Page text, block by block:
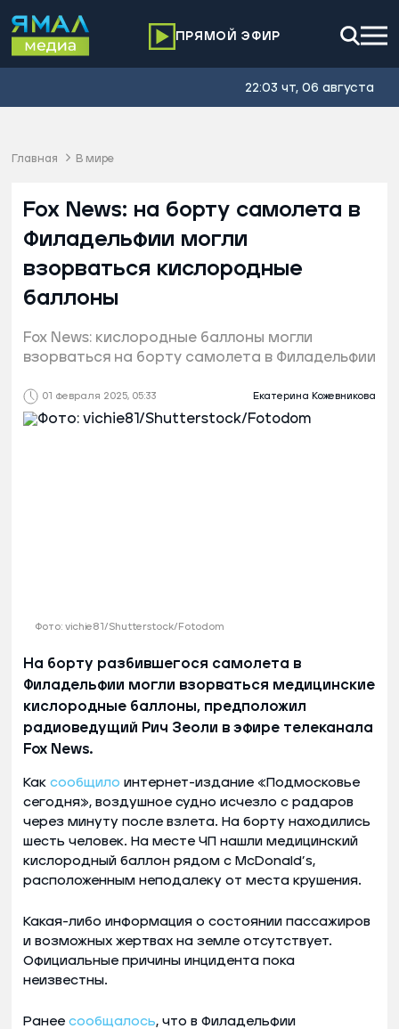
ПРЯМОЙ ЭФИР
22:03 чт, 06 августа
Главная В мире
01 февраля 2025, 05:33 Екатерина Кожевникова
Fox News: на борту самолета в
Филадельфии могли
взорваться кислородные
баллоны
Fox News: кислородные баллоны могли
взорваться на борту самолета в Филадельфии
Фото: vichie81/Shutterstock/Fotodom
На борту разбившегося самолета в
Филадельфии могли взорваться медицинские
кислородные баллоны, предположил
радиоведущий Рич Зеоли в эфире телеканала
Fox News.
Как сообщило интернет-издание «Подмосковье
сегодня», воздушное судно исчезло с радаров
через минуту после взлета. На борту находились
шесть человек. На месте ЧП нашли медицинский
кислородный баллон рядом с McDonald’s,
расположенным неподалеку от места крушения.
Какая-либо информация о состоянии пассажиров
и возможных жертвах на земле отсутствует.
Официальные причины инцидента пока
неизвестны.
Ранее сообщалось, что в Филадельфии